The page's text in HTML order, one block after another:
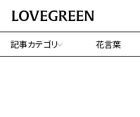
記事カテゴリ 花言葉